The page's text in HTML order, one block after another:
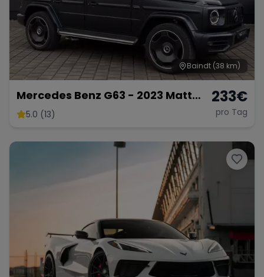
Range Rover Corvette
Baindt (38 km)
Mercedes Benz G63 - 2023 Matt
Schwarz
5.0 (13)
233€
pro Tag